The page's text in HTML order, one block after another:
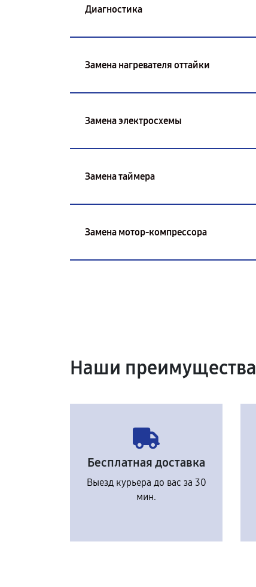
Диагностика
Замена нагревателя оттайки
Замена электросхемы
Замена таймера
Замена мотор-компрессора
Наши преимущества
Бесплатная доставка
Выезд курьера до вас за 30
мин.